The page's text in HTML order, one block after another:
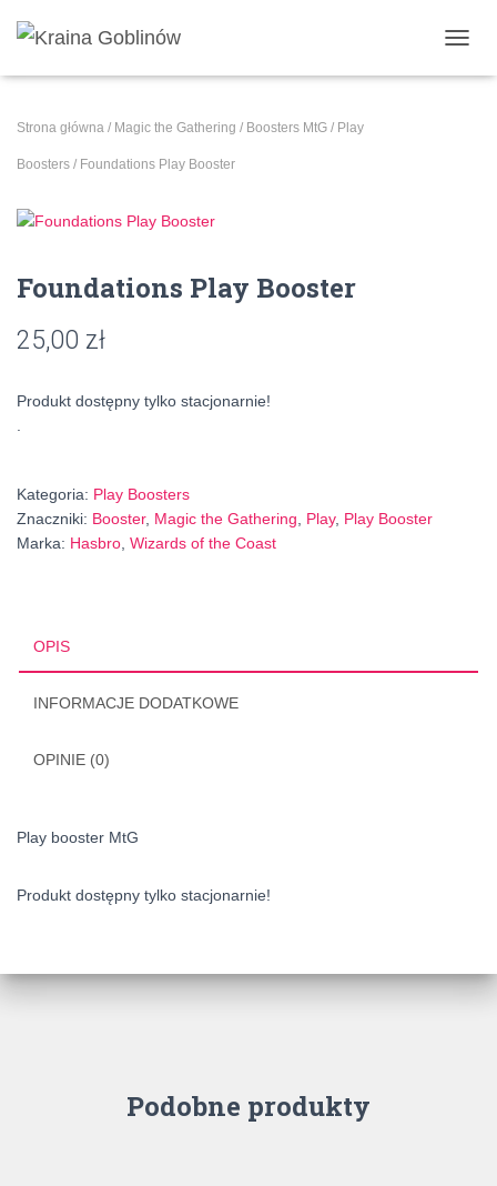
Strona główna / Magic the Gathering / Boosters MtG / Play
Boosters / Foundations Play Booster
Foundations Play Booster
25,00 zł
Produkt dostępny tylko stacjonarnie!
Kategoria: Play Boosters
Znaczniki: Booster, Magic the Gathering Play, Play Booster
Marka: Hasbro Wizards of the Coast
OPIS
INFORMACJE DODATKOWE
OPINIE (0)
Play booster MtG
Produkt dostępny tylko stacjonarnie!
Podobne produkty